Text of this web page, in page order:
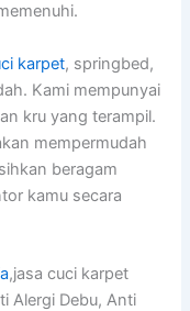
karpet, springbed,
Kami mempunyai
kru yang terampil.
mempermudah
beragam
kamu secara
,jasa cuci karpet
Alergi Debu, Anti